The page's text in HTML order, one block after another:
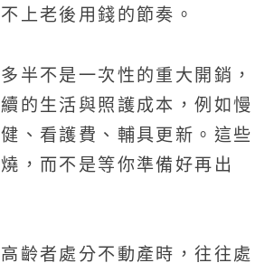
上老後用錢的節奏。
半不是一次性的重大開銷，
的生活與照護成本，例如慢
、看護費、輔具更新。這些
，而不是等你準備好再出
齡者處分不動產時，往往處